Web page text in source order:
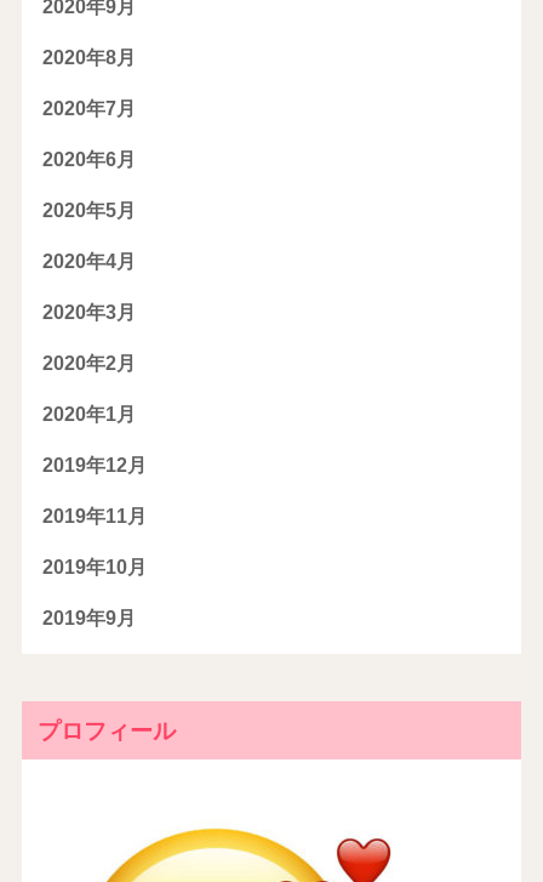
2020年9月
2020年8月
2020年7月
2020年6月
2020年5月
2020年4月
2020年3月
2020年2月
2020年1月
2019年12月
2019年11月
2019年10月
2019年9月
プロフィール